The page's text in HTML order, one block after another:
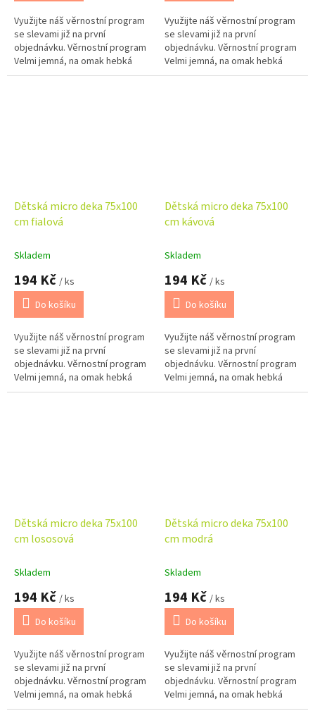
Využijte náš věrnostní program
se slevami již na první
objednávku. Věrnostní program
Velmi jemná, na omak hebká
deka vhodná do kočárku nebo
Využijte náš věrnostní program
se slevami již na první
objednávku. Věrnostní program
Velmi jemná, na omak hebká
deka vhodná do kočárku nebo
Dětská micro deka 75x100
cm fialová
Skladem
194 Kč / ks
Do košíku
Využijte náš věrnostní program
se slevami již na první
objednávku. Věrnostní program
Velmi jemná, na omak hebká
deka vhodná do kočárku nebo
Dětská micro deka 75x100
cm kávová
Skladem
194 Kč / ks
Do košíku
Využijte náš věrnostní program
se slevami již na první
objednávku. Věrnostní program
Velmi jemná, na omak hebká
deka vhodná do kočárku nebo
Dětská micro deka 75x100
cm lososová
Skladem
194 Kč / ks
Do košíku
Využijte náš věrnostní program
se slevami již na první
objednávku. Věrnostní program
Velmi jemná, na omak hebká
deka vhodná do kočárku nebo
Dětská micro deka 75x100
cm modrá
Skladem
194 Kč / ks
Do košíku
Využijte náš věrnostní program
se slevami již na první
objednávku. Věrnostní program
Velmi jemná, na omak hebká
deka vhodná do kočárku nebo